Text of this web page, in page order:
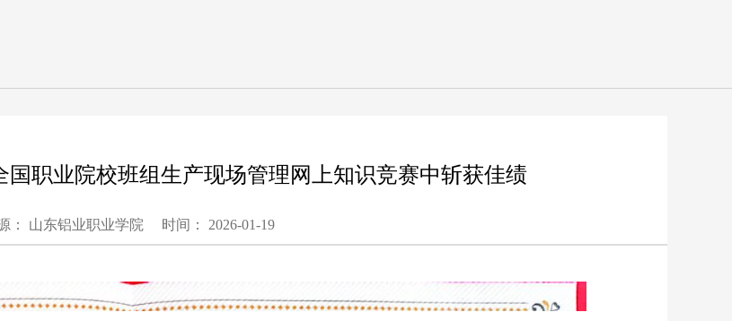
国职业院校班组生产现场管理网上知识竞赛中斩获佳绩
： 山东铝业职业学院 时间： 2026-01-19